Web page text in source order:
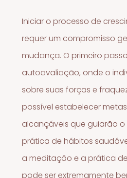
Iniciar o processo de
requer um compromisso
mudança. O primeiro
autoavaliação, onde o
sobre suas forças e
possível estabelecer
alcançáveis que guiarão o
prática de hábitos
a meditação e a prática
pode ser extremamente